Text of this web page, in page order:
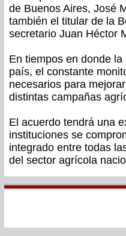
de Buenos Aires, José
también el titular de la
secretario Juan Héctor
En tiempos en donde
país, el constante
necesarios para
distintas campañas
El acuerdo tendrá una
instituciones se
integrado entre todas
del sector agrícola